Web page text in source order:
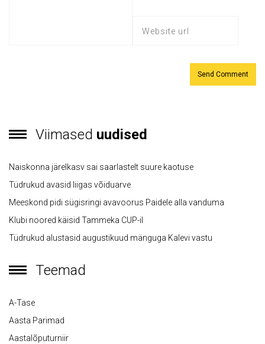
Viimased uudised
Naiskonna järelkasv sai saarlastelt suure kaotuse
Tüdrukud avasid liigas võiduarve
Meeskond pidi sügisringi avavoorus Paidele alla vanduma
Klubi noored käisid Tammeka CUP-il
Tüdrukud alustasid augustikuud mänguga Kalevi vastu
Teemad
A-Tase
Aasta Parimad
Aastalõputurniir